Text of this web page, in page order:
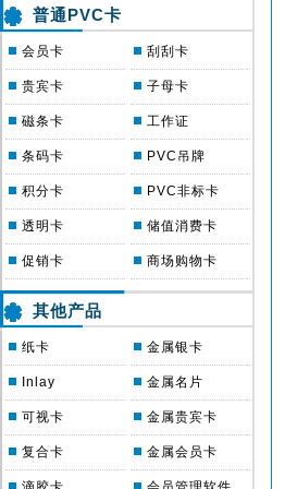
普通PVC卡
会员卡
贵宾卡
磁条卡
条码卡
积分卡
透明卡
促销卡
刮刮卡
子母卡
工作证
PVC吊牌
PVC非标卡
储值消费卡
商场购物卡
其他产品
纸卡
Inlay
可视卡
复合卡
金属银卡
金属名片
金属贵宾卡
金属会员卡